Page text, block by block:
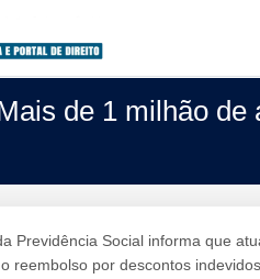
de 1 milhão de
Previdência Social informa que
reembolso por descontos